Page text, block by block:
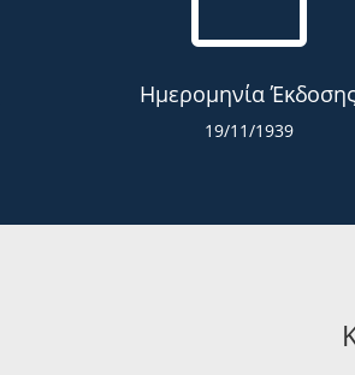
Ημερομηνία Έκδοσης
19/11/1939